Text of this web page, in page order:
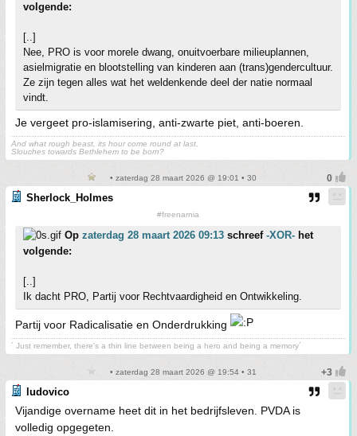
volgende:
[..]
Nee, PRO is voor morele dwang, onuitvoerbare milieuplannen,
asielmigratie en blootstelling van kinderen aan (trans)gendercultuur.
Ze zijn tegen alles wat het weldenkende deel der natie normaal
vindt.
Je vergeet pro-islamisering, anti-zwarte piet, anti-boeren.
And what rough beast, its hour come round at last,
Slouches towards Bethlehem to be born?
• zaterdag 28 maart 2026 @ 19:01 • 30
Sherlock_Holmes
#freenarnia
Op zaterdag 28 maart 2026 09:13 schreef -XOR- het
volgende:
[..]
Ik dacht PRO, Partij voor Rechtvaardigheid en Ontwikkeling.
Partij voor Radicalisatie en Onderdrukking
´ Just remember, there's a thin line between being a hero and being a memory´
• zaterdag 28 maart 2026 @ 19:54 • 31
ludovico
Vijandige overname heet dit in het bedrijfsleven. PVDA is
volledig opgegeten.